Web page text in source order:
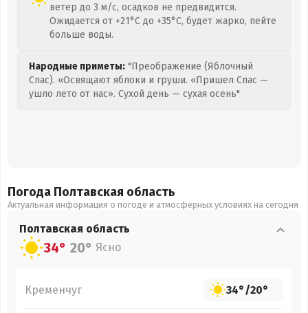
ветер до 3 м/с, осадков не предвидится.
Ожидается от +21°C до +35°C, будет жарко, пейте
больше воды.
Народные приметы: "Преображение (Яблочный
Спас). «Освящают яблоки и груши. «Пришел Спас —
ушло лето от нас». Сухой день — сухая осень"
Погода Полтавская область
Актуальная информация о погоде и атмосферных условиях на сегодня
Полтавская область
34° 20° Ясно
Кременчуг 34°/20°